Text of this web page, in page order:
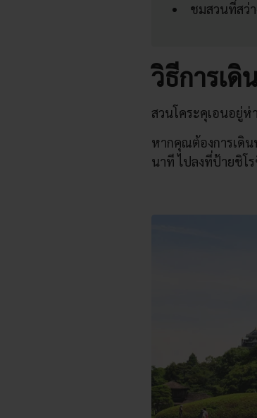
ชมสวนที่สว่
วิธีการเดิ
สวนโคระคุเอนอยู่ห่
หากคุณต้องการเดิน
นาที ไปลงที่ป้ายชิโ